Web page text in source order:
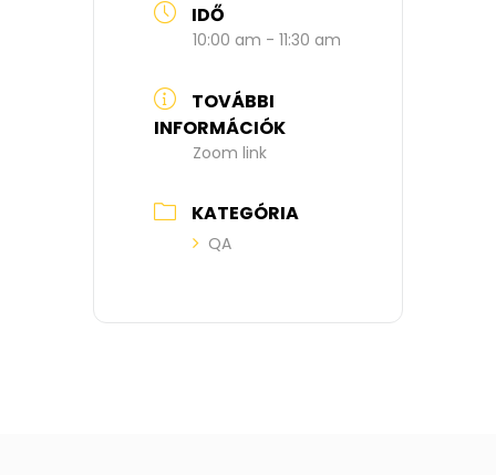
IDŐ
10:00 am - 11:30 am
TOVÁBBI
INFORMÁCIÓK
Zoom link
KATEGÓRIA
QA